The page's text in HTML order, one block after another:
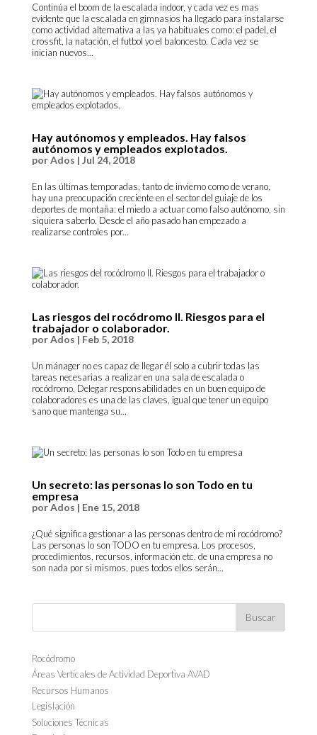
Continúa el boom de la escalada indoor, y cada vez es mas
evidente que la escalada en gimnasios ha llegado para instalarse
como actividad alternativa a las ya habituales como: el padel, el
crossfit, la natación, el futbol yo el baloncesto. Cada vez se
inician nuevos...
Hay autónomos y empleados. Hay falsos
autónomos y empleados explotados.
porAdos | Jul 24, 2018
En las últimas temporadas, tanto de invierno como de verano,
hay una preocupación creciente en el sector del guiaje de los
deportes de montaña: el miedo a actuar como falso autónomo, sin
siquiera saberlo. Desde el año pasado han empezado a
realizarse controles por...
Las riesgos del rocódromo II. Riesgos para el
trabajador o colaborador.
porAdos | Feb 5, 2018
Un mánager no es capaz de llegar él solo a cubrir todas las
tareas necesarias a realizar en una sala de escalada o
rocódromo. Delegar responsabilidades en un buen equipo de
colaboradores es una de las claves, igual que tener un equipo
sano que mantenga su...
Un secreto: las personas lo son Todo en tu
empresa
porAdos | Ene 15, 2018
¿Qué significa gestionar a las personas dentro de mi rocódromo?
Las personas lo son TODO en tu empresa. Los procesos,
procedimientos, recursos, información etc. de una empresa no
son nada por si mismos, pues todos ellos serán...
Rocódromo
Áreas Verticales de Actividad Deportiva AVAD
Recursos Humanos
Legislación
Soluciones Técnicas